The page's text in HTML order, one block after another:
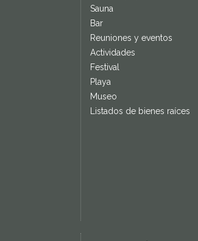
Sauna
Bar
Reuniones y eventos
Actividades
Festival
Playa
Museo
Listados de bienes raíces